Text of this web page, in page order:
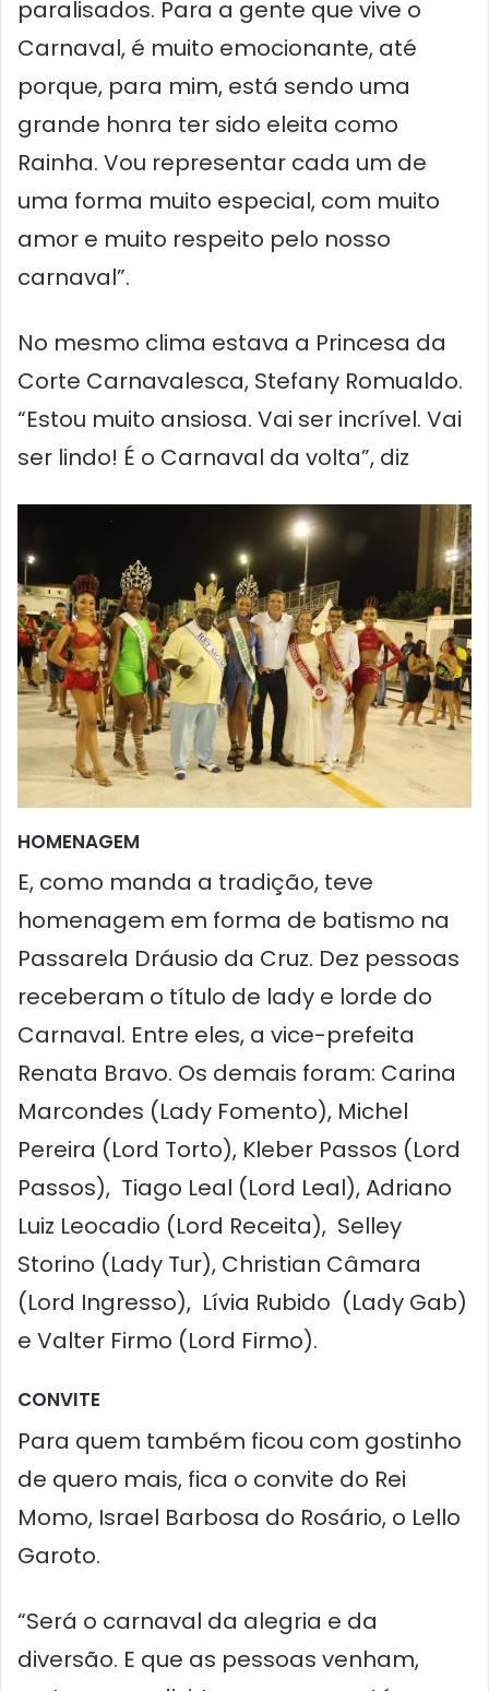
paralisados. Para a gente que vive o
Carnaval, é muito emocionante, até
porque, para mim, está sendo uma
grande honra ter sido eleita como
Rainha. Vou representar cada um de
uma forma muito especial, com muito
amor e muito respeito pelo nosso
carnaval”.
No mesmo clima estava a Princesa da
Corte Carnavalesca, Stefany Romualdo.
“Estou muito ansiosa. Vai ser incrível. Vai
ser lindo! É o Carnaval da volta”, diz
HOMENAGEM
E, como manda a tradição, teve
homenagem em forma de batismo na
Passarela Dráusio da Cruz. Dez pessoas
receberam o título de lady e lorde do
Carnaval. Entre eles, a vice-prefeita
Renata Bravo. Os demais foram: Carina
Marcondes (Lady Fomento), Michel
Pereira (Lord Torto), Kleber Passos (Lord
Passos), Tiago Leal (Lord Leal), Adriano
Luiz Leocadio (Lord Receita), Selley
Storino (Lady Tur), Christian Câmara
(Lord Ingresso), Lívia Rubido (Lady Gab)
e Valter Firmo (Lord Firmo).
CONVITE
Para quem também ficou com gostinho
de quero mais, fica o convite do Rei
Momo, Israel Barbosa do Rosário, o Lello
Garoto.
“Será o carnaval da alegria e da
diversão. E que as pessoas venham,